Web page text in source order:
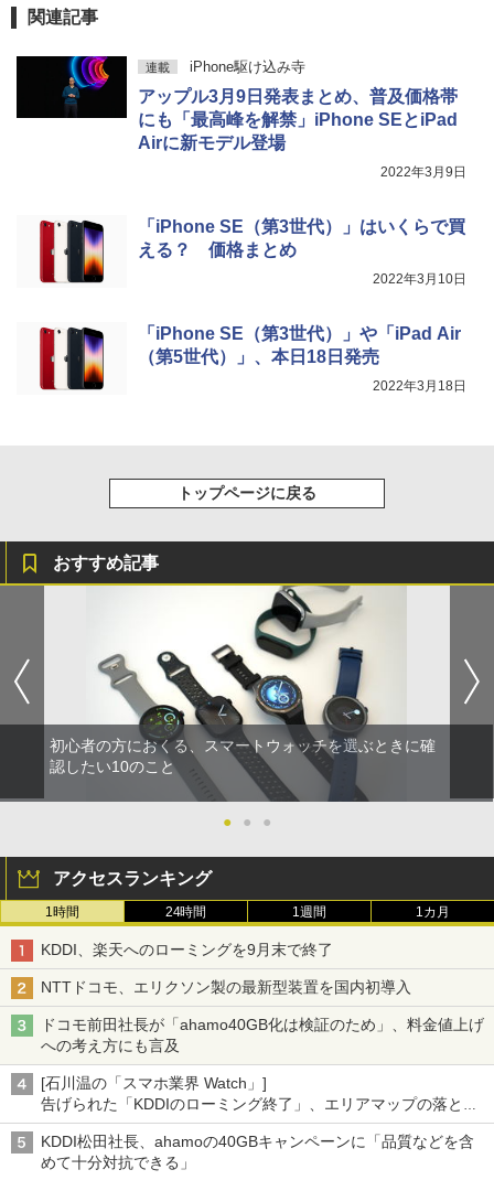
関連記事
連載 iPhone駆け込み寺
アップル3月9日発表まとめ、普及価格帯
にも「最高峰を解禁」iPhone SEとiPad
Airに新モデル登場
2022年3月9日
「iPhone SE（第3世代）」はいくらで買
える？ 価格まとめ
2022年3月10日
「iPhone SE（第3世代）」や「iPad Air
（第5世代）」、本日18日発売
2022年3月18日
トップページに戻る
おすすめ記事
初心者の方におくる、スマートウォッチを選ぶときに確
認したい10のこと
● ● ●
アクセスランキング
1時間 24時間 1週間 1カ月
KDDI、楽天へのローミングを9月末で終了
NTTドコモ、エリクソン製の最新型装置を国内初導入
ドコモ前田社長が「ahamo40GB化は検証のため」、料金値上げ
への考え方にも言及
[石川温の「スマホ業界 Watch」]
告げられた「KDDIのローミング終了」、エリアマップの落とし
穴と楽天モバイルの課題
KDDI松田社長、ahamoの40GBキャンペーンに「品質などを含
めて十分対抗できる」